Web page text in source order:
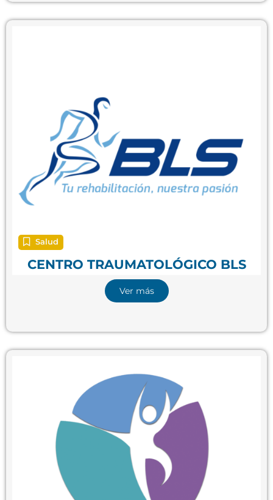
Salud
CENTRO TRAUMATOLÓGICO BLS
Ver más